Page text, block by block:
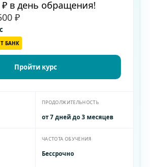
₽ в день обращения!
₽
T БАНК
Пройти курс
ПРОДОЛЖИТЕЛЬНОСТЬ
от 7 дней до 3 месяцев
ЧАСТОТА ОБУЧЕНИЯ
Бессрочно